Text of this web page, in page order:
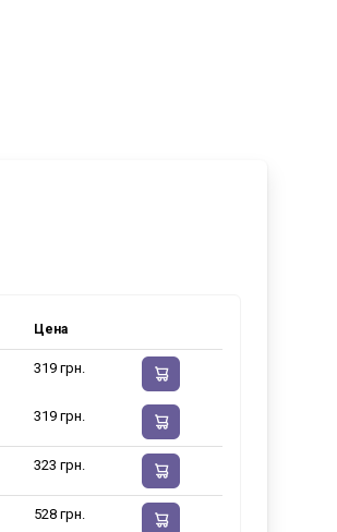
Цена
319 грн.
319 грн.
323 грн.
528 грн.